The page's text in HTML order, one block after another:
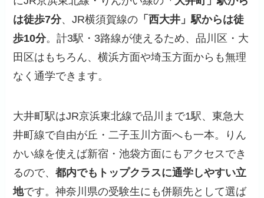
は徒歩7分、JR横須賀線の 「西大井」駅からは徒
歩10分。計3駅・3路線が使えるため、品川区・大
田区はもちろん、横浜方面や埼玉方面からも無理
なく通学できます。
大井町駅はJR京浜東北線で品川まで1駅、東急大
井町線で自由が丘・二子玉川方面へも一本。りん
かい線を使えば新宿・池袋方面にもアクセスでき
るので、都内でもトップクラスに通学しやすい立
地です。神奈川県の受験生にも併願先として選ば